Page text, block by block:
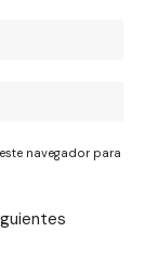
navegador para